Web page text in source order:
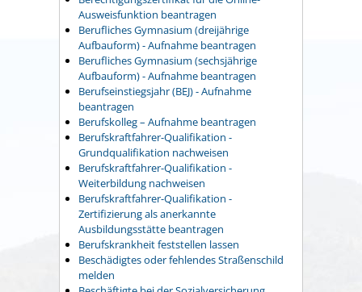
Ausweisfunktion beantragen
Berufliches Gymnasium (dreijährige
Aufbauform) - Aufnahme beantragen
Berufliches Gymnasium (sechsjährige
Aufbauform) - Aufnahme beantragen
Berufseinstiegsjahr (BEJ) - Aufnahme
beantragen
Berufskolleg – Aufnahme beantragen
Berufskraftfahrer-Qualifikation -
Grundqualifikation nachweisen
Berufskraftfahrer-Qualifikation -
Weiterbildung nachweisen
Berufskraftfahrer-Qualifikation -
Zertifizierung als anerkannte
Ausbildungsstätte beantragen
Berufskrankheit feststellen lassen
Beschädigtes oder fehlendes Straßenschild
melden